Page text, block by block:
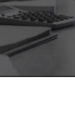
près de